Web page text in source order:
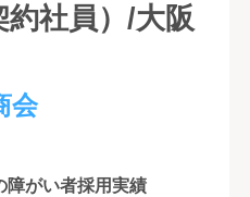
約社員）/大阪
会
障がい者採用実績